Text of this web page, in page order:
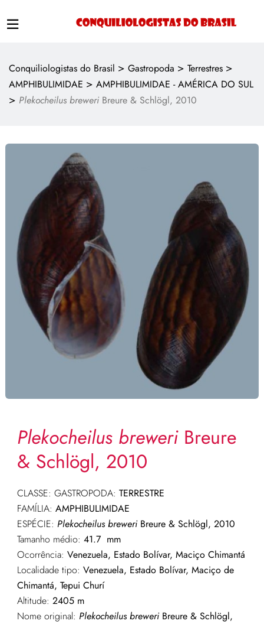
Conquiliologistas do Brasil > Gastropoda > Terrestres >
AMPHIBULIMIDAE > AMPHIBULIMIDAE - AMÉRICA DO SUL
> Plekocheilus breweri Breure & Schlögl, 2010
Plekocheilus breweriBreure
& Schlögl, 2010
CLASSE: GASTROPODA: TERRESTRE
FAMÍLIA: AMPHIBULIMIDAE
ESPÉCIE: Plekocheilus breweriBreure & Schlögl, 2010
Tamanho médio: 41.7 mm
Ocorrência: Venezuela, Estado Bolívar, Maciço Chimantá
Localidade tipo: Venezuela, Estado Bolívar, Maciço de
Chimantá, Tepui Churí
Altitude: 2405 m
Nome original: Plekocheilus breweriBreure & Schlögl,